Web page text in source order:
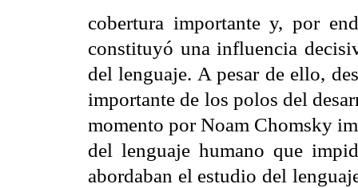
cobertura importante y, por
constituyó una influencia
del lenguaje. A pesar de ello,
importante de los polos del
momento por Noam Chomsky
del lenguaje humano que
abordaban el estudio del